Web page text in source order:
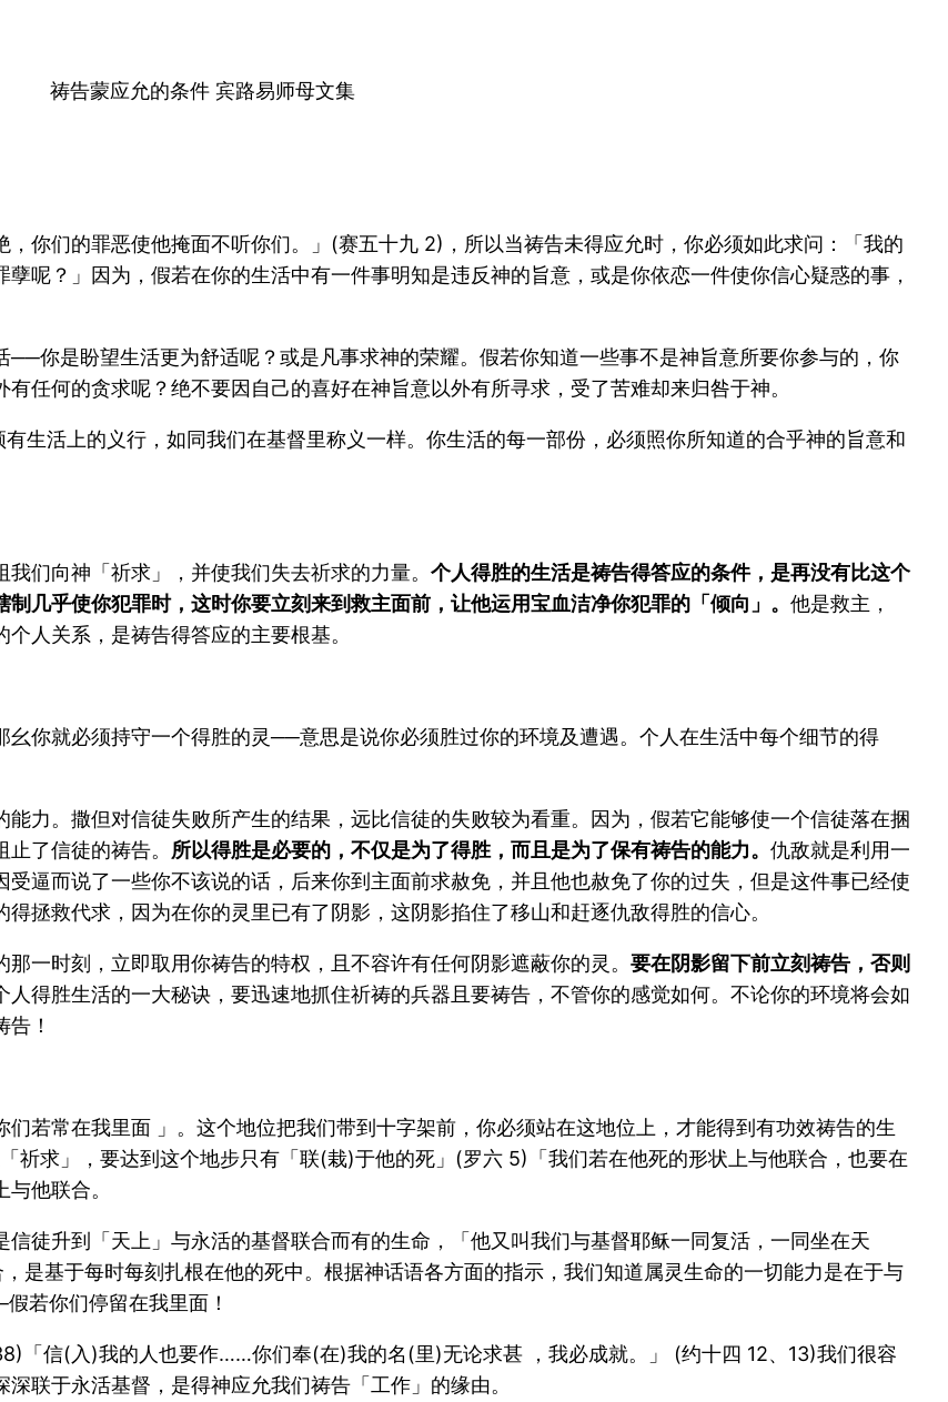
祷告蒙应允的条件 宾路易师母文集
你们的罪恶使他掩面不听你们。」(赛五十九 2)，所以当祷告未得应允时，你必须如此求问：「我的
呢？」因为，假若在你的生活中有一件事明知是违反神的旨意，或是你依恋一件使你信心疑惑的事，
你是盼望生活更为舒适呢？或是凡事求神的荣耀。假若你知道一些事不是神旨意所要你参与的，你
任何的贪求呢？绝不要因自己的喜好在神旨意以外有所寻求，受了苦难却来归咎于神。
生活上的义行，如同我们在基督里称义一样。你生活的每一部份，必须照你所知道的合乎神的旨意和
们向神「祈求」，并使我们失去祈求的力量。 个人得胜的生活是祷告得答应的条件，是再没有比这个
几乎使你犯罪时，这时你要立刻来到救主面前，让他运用宝血洁净你犯罪的「倾向」。 他是救主，
人关系，是祷告得答应的主要根基。
你就必须持守一个得胜的灵──意思是说你必须胜过你的环境及遭遇。个人在生活中每个细节的得
力。撒但对信徒失败所产生的结果，远比信徒的失败较为看重。因为，假若它能够使一个信徒落在捆
了信徒的祷告。 所以得胜是必要的，不仅是为了得胜，而且是为了保有祷告的能力。 仇敌就是利用一
逼而说了一些你不该说的话，后来你到主面前求赦免，并且他也赦免了你的过失，但是这件事已经使
拯救代求，因为在你的灵里已有了阴影，这阴影掐住了移山和赶逐仇敌得胜的信心。
一时刻，立即取用你祷告的特权，且不容许有任何阴影遮蔽你的灵。 要在阴影留下前立刻祷告，否则
人得胜生活的一大秘诀，要迅速地抓住祈祷的兵器且要祷告，不管你的感觉如何。不论你的环境将会如
！
若常在我里面 」。这个地位把我们带到十字架前，你必须站在这地位上，才能得到有功效祷告的生
祈求」，要达到这个地步只有「联(栽)于他的死」(罗六 5)「我们若在他死的形状上与他联合，也要在
他联合。
徒升到「天上」与永活的基督联合而有的生命，「他又叫我们与基督耶稣一同复活，一同坐在天
是基于每时每刻扎根在他的死中。根据神话语各方面的指示，我们知道属灵生命的一切能力是在于与
若你们停留在我里面！
「信(入)我的人也要作……你们奉(在)我的名(里)无论求甚 ，我必成就。」 (约十四 12、13)我们很容
联于永活基督，是得神应允我们祷告「工作」的缘由。